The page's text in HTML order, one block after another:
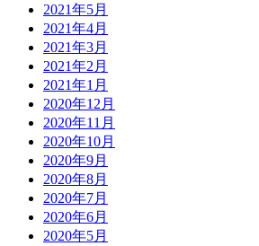
2021年5月
2021年4月
2021年3月
2021年2月
2021年1月
2020年12月
2020年11月
2020年10月
2020年9月
2020年8月
2020年7月
2020年6月
2020年5月